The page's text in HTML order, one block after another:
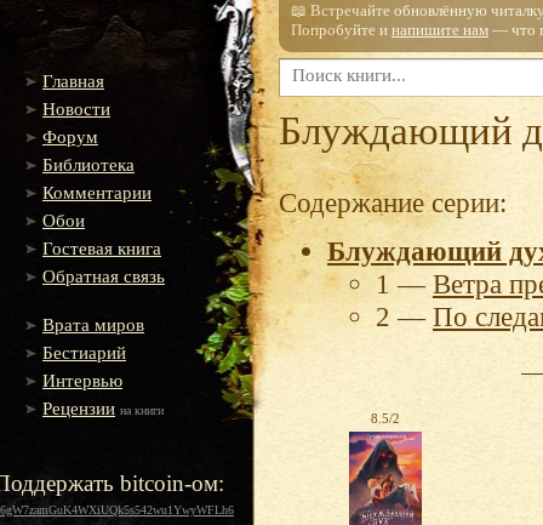
Главная
Новости
Форум
Библиотека
Комментарии
Обои
Гостевая книга
Обратная связь
Врата миров
Бестиарий
Интервью
Рецензии на книги
bitcoin-ом:
📖 Встречайте обновлённую
Попробуйте и напишите нам — что
Блуждающий
Содержание серии:
Блуждающий
1 —Ветра
2 —По
8.5/2